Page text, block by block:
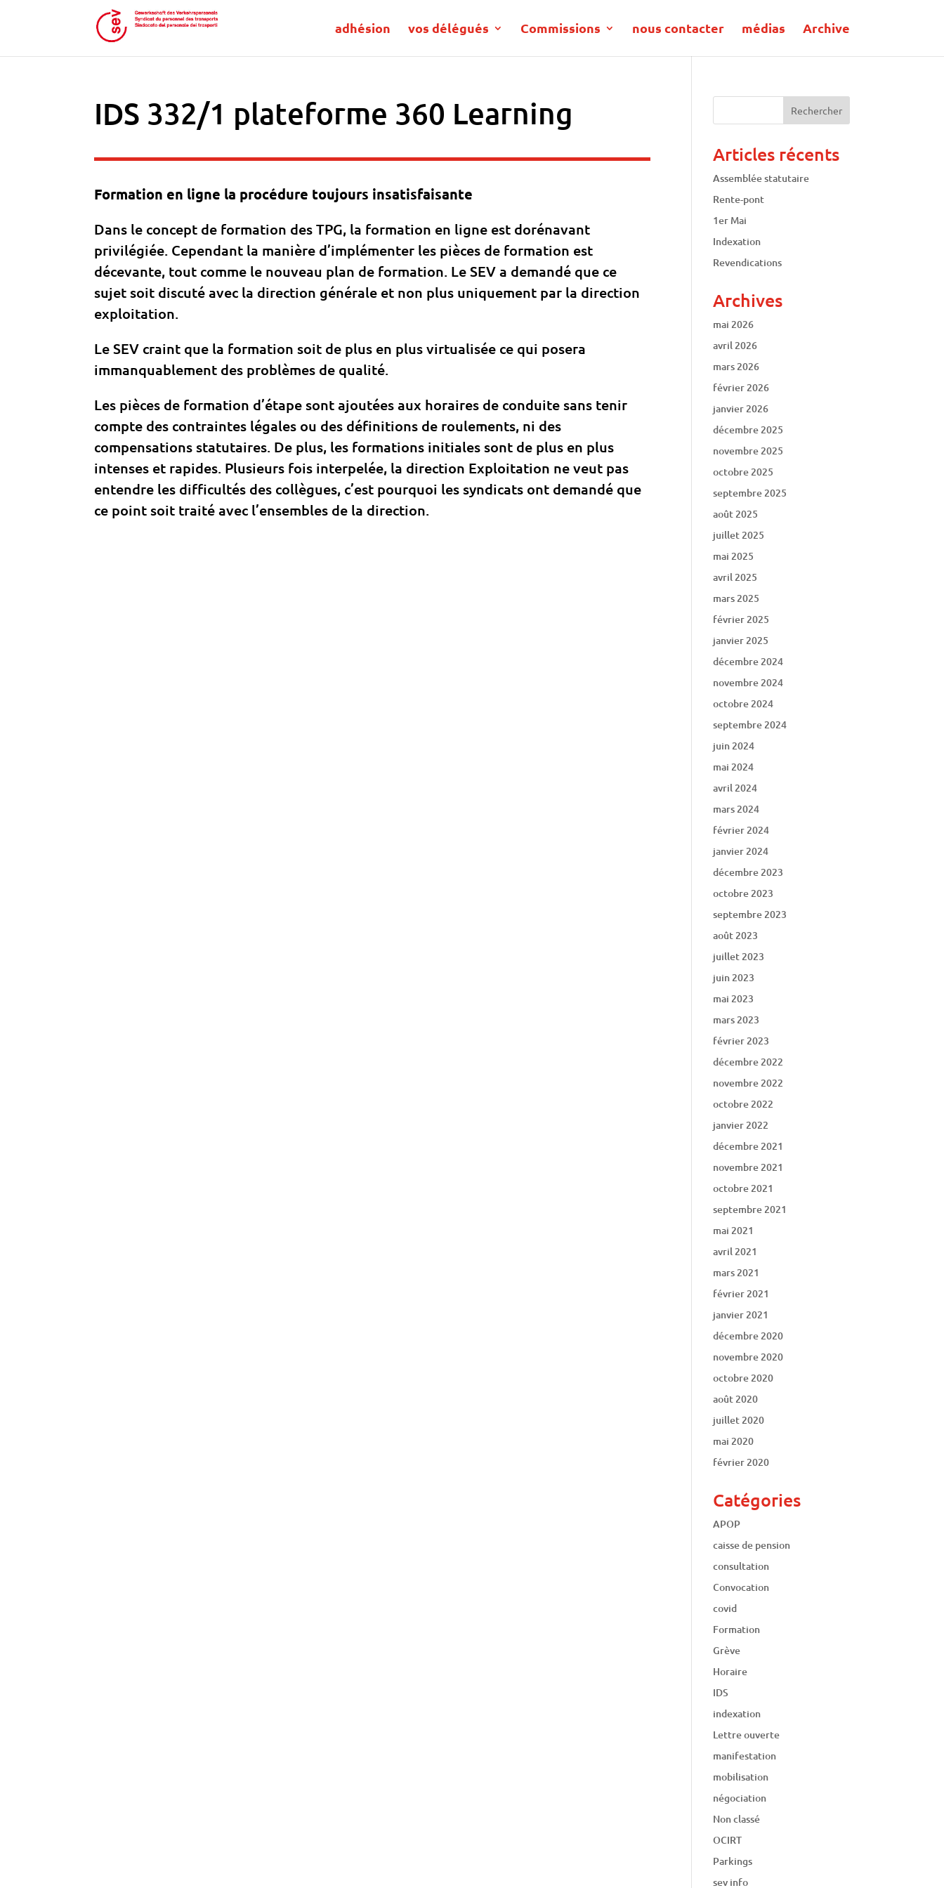
adhésion vos délégués Commissions nous contacter médias Archive
IDS 332/1 plateforme 360 Learning
Formation en ligne la procédure toujours insatisfaisante
Dans le concept de formation des TPG, la formation en ligne est dorénavant
privilégiée. Cependant la manière d’implémenter les pièces de formation est
décevante, tout comme le nouveau plan de formation. Le SEV a demandé que ce
sujet soit discuté avec la direction générale et non plus uniquement par la direction
exploitation.
Le SEV craint que la formation soit de plus en plus virtualisée ce qui posera
immanquablement des problèmes de qualité.
Les pièces de formation d’étape sont ajoutées aux horaires de conduite sans tenir
compte des contraintes légales ou des définitions de roulements, ni des
compensations statutaires. De plus, les formations initiales sont de plus en plus
intenses et rapides. Plusieurs fois interpelée, la direction Exploitation ne veut pas
entendre les difficultés des collègues, c’est pourquoi les syndicats ont demandé que
ce point soit traité avec l’ensembles de la direction.
Articles récents
Assemblée statutaire
Rente-pont
1er Mai
Indexation
Revendications
Archives
mai 2026
avril 2026
mars 2026
février 2026
janvier 2026
décembre 2025
novembre 2025
octobre 2025
septembre 2025
août 2025
juillet 2025
mai 2025
avril 2025
mars 2025
février 2025
janvier 2025
décembre 2024
novembre 2024
octobre 2024
septembre 2024
juin 2024
mai 2024
avril 2024
mars 2024
février 2024
janvier 2024
décembre 2023
octobre 2023
septembre 2023
août 2023
juillet 2023
juin 2023
mai 2023
mars 2023
février 2023
décembre 2022
novembre 2022
octobre 2022
janvier 2022
décembre 2021
novembre 2021
octobre 2021
septembre 2021
mai 2021
avril 2021
mars 2021
février 2021
janvier 2021
décembre 2020
novembre 2020
octobre 2020
août 2020
juillet 2020
mai 2020
février 2020
Catégories
APOP
caisse de pension
consultation
Convocation
covid
Formation
Grève
Horaire
IDS
indexation
Lettre ouverte
manifestation
mobilisation
négociation
Non classé
OCIRT
Parkings
sev info